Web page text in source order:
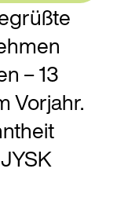
– 13
Vorjahr.